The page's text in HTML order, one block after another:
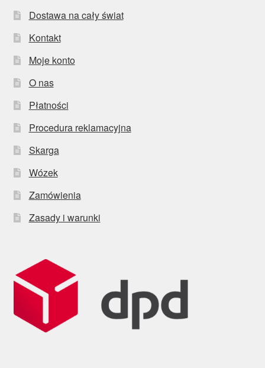
Dostawa na cały świat
Kontakt
Moje konto
O nas
Płatności
Procedura reklamacyjna
Skarga
Wózek
Zamówienia
Zasady i warunki